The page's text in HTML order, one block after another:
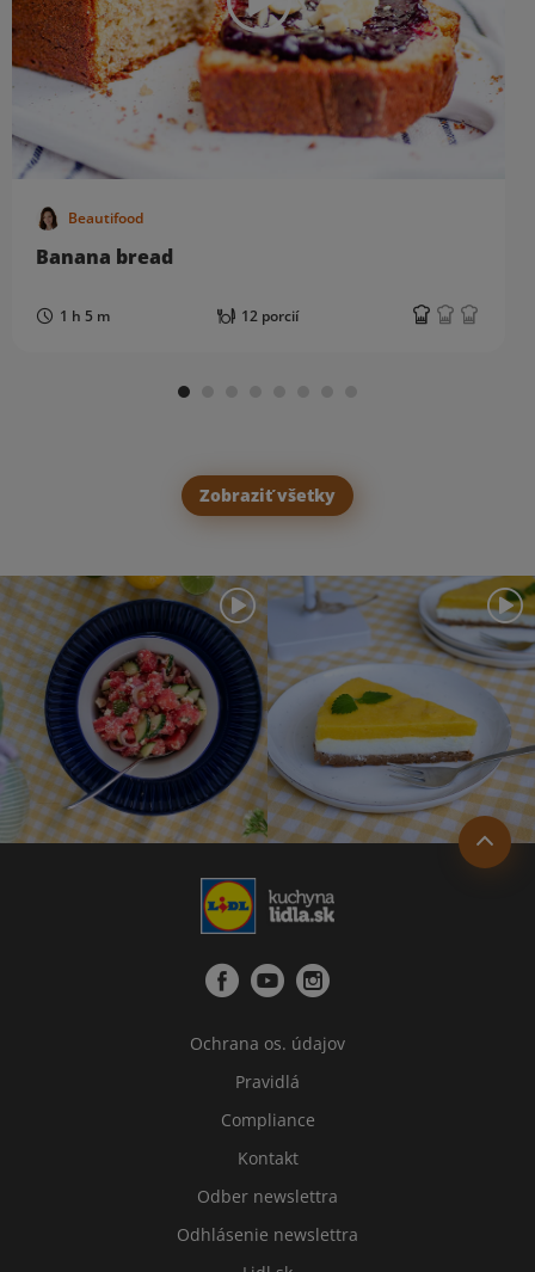
Beautifood
Banana bread
1 h 5 m 12 porcií
Zobraziť všetky
Ochrana os. údajov
Pravidlá
Compliance
Kontakt
Odber newslettra
Odhlásenie newslettra